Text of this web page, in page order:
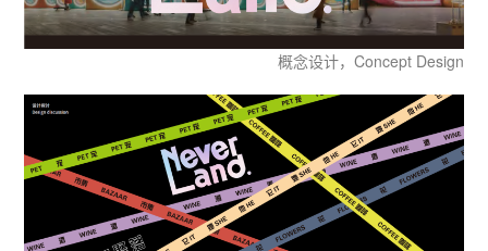
概念设计，Concept Design